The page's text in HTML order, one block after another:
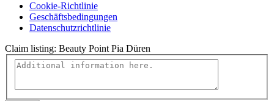
Cookie-Richtlinie
Geschäftsbedingungen
Datenschutzrichtlinie
Claim listing: Beauty Point Pia Düren